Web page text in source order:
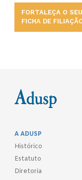
FORTALEÇA O
FICHA DE
A ADUSP
Histórico
Estatuto
Diretoria